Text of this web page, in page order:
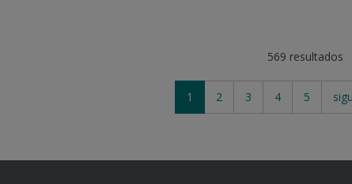
569 resultados
1 2 3 4 5